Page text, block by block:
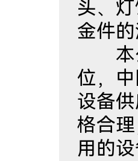
头、
金件
本公
位，
设备
格合
用的